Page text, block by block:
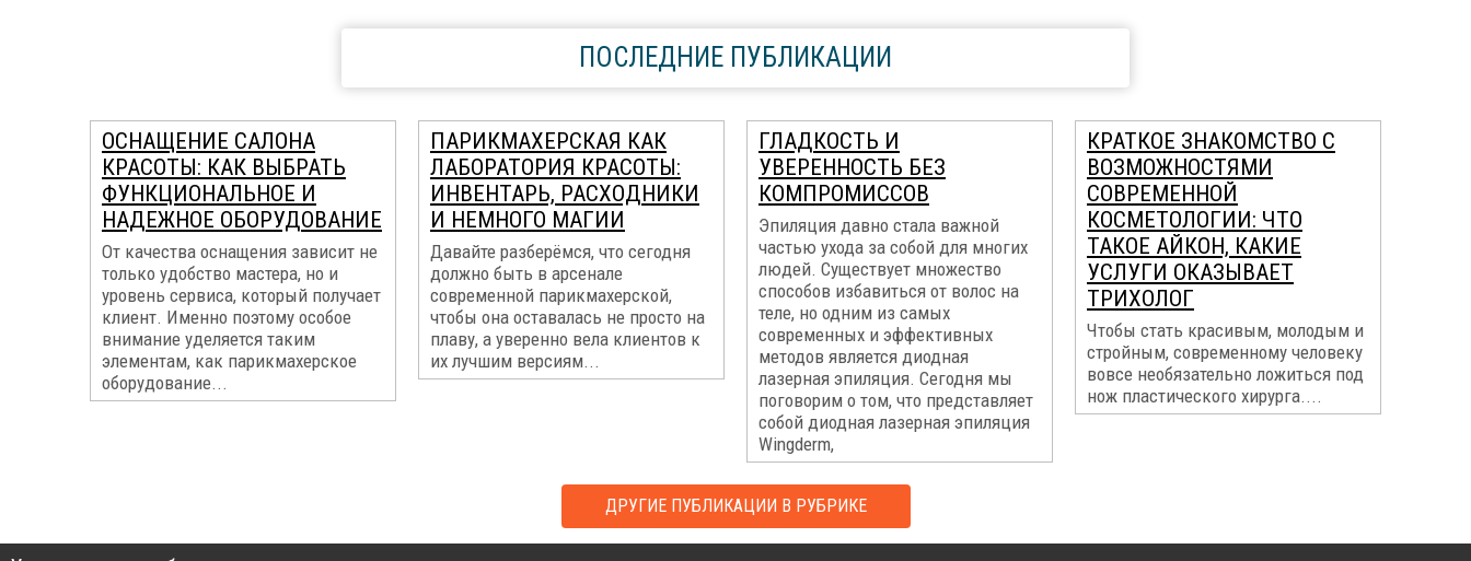
ПОСЛЕДНИЕ ПУБЛИКАЦИИ
ОСНАЩЕНИЕ САЛОНА
КРАСОТЫ: КАК ВЫБРАТЬ
ФУНКЦИОНАЛЬНОЕ И
НАДЕЖНОЕ ОБОРУДОВАНИЕ
От качества оснащения зависит не
только удобство мастера, но и
уровень сервиса, который получает
клиент. Именно поэтому особое
внимание уделяется таким
элементам, как парикмахерское
оборудование...
ПАРИКМАХЕРСКАЯ КАК
ЛАБОРАТОРИЯ КРАСОТЫ:
ИНВЕНТАРЬ, РАСХОДНИКИ
И НЕМНОГО МАГИИ
Давайте разберёмся, что сегодня
должно быть в арсенале
современной парикмахерской,
чтобы она оставалась не просто на
плаву, а уверенно вела клиентов к
их лучшим версиям...
ГЛАДКОСТЬ И
УВЕРЕННОСТЬ БЕЗ
КОМПРОМИССОВ
Эпиляция давно стала важной
частью ухода за собой для многих
людей. Существует множество
способов избавиться от волос на
теле, но одним из самых
современных и эффективных
методов является диодная
лазерная эпиляция. Сегодня мы
поговорим о том, что представляет
собой диодная лазерная эпиляция
Wingderm,
КРАТКОЕ ЗНАКОМСТВО С
ВОЗМОЖНОСТЯМИ
СОВРЕМЕННОЙ
КОСМЕТОЛОГИИ: ЧТО
ТАКОЕ АЙКОН, КАКИЕ
УСЛУГИ ОКАЗЫВАЕТ
ТРИХОЛОГ
Чтобы стать красивым, молодым и
стройным, современному человеку
вовсе необязательно ложиться под
нож пластического хирурга....
ДРУГИЕ ПУБЛИКАЦИИ В РУБРИКЕ